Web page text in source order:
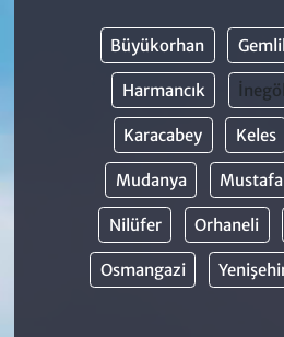
Büyükorhan
Harmancık İnegöl
Karacabey Keles
Mudanya
Nilüfer Orhaneli
Osmangazi